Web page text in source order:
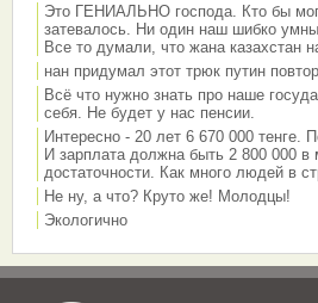
Это ГЕНИАЛЬНО господа. Кто бы
затевалось. Ни один наш шибко
Все то думали, что жана казахстан
нан придумал этот трюк путин
Всё что нужно знать про наше
себя. Не будет у нас пенсии.
Интересно - 20 лет 6 670 000 тенге.
И зарплата должна быть 2 800 000 в
достаточности. Как много людей в
Не ну, а что? Круто же! Молодцы!
Экологично